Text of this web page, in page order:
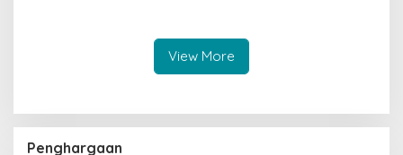
View More
Penghargaan